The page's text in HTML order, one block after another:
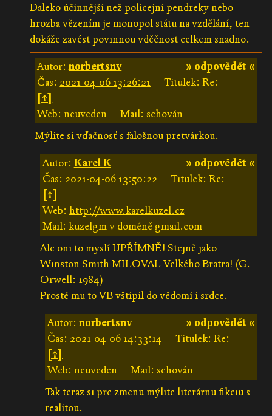
Daleko účinnější než policejní pendreky nebo
hrozba vězením je monopol státu na vzdělání, ten
dokáže zavést povinnou vděčnost celkem snadno.
» odpovědět «
Autor:norbertsnv
Čas: 2021-04-06 13:26:21
Titulek: Re:
[↑]
Web: neuveden
Mail: schován
Mýlite si vďačnosť s falošnou pretvárkou.
» odpovědět «
Autor: Karel K
Čas: 2021-04-06 13:50:22
Titulek: Re:
[↑]
Web: http://www.karelkuzel.cz
Mail: kuzelgm v doméně gmail.com
Ale oni to myslí UPŘÍMNĚ! Stejně jako
Winston Smith MILOVAL Velkého Bratra! (G.
Orwell: 1984)
Prostě mu to VB vštípil do vědomí i srdce.
» odpovědět «
Autor:norbertsnv
Čas: 2021-04-06 14:33:14
Titulek: Re:
[↑]
Web: neuveden
Mail: schován
Tak teraz si pre zmenu mýlite literárnu fikciu s
realitou.